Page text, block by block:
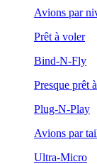
Avions par
Prêt à voler
Bind-N-Fly
Presque prêt
Plug-N-Play
Avions par
Ultra-Micro